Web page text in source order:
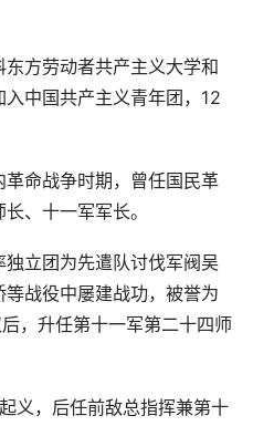
方劳动者共产主义大学和
中国共产主义青年团，12
命战争时期，曾任国民革
、十一军军长。
立团为先遣队讨伐军阀吴
战役中屡建战功，被誉为
，升任第十一军第二十四师
义，后任前敌总指挥兼第十